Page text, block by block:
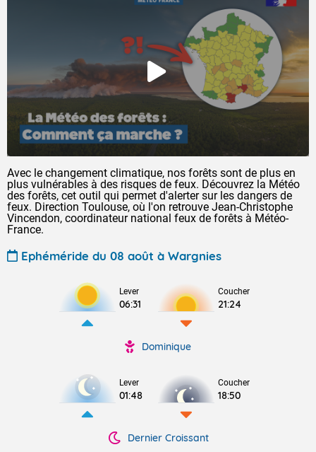
Avec le changement climatique, nos forêts sont de plus en
plus vulnérables à des risques de feux. Découvrez la Météo
des forêts, cet outil qui permet d'alerter sur les dangers de
feux. Direction Toulouse, où l'on retrouve Jean-Christophe
Vincendon, coordinateur national feux de forêts à Météo-
France.
Ephéméride du 08 août à Wargnies
Lever
06:31
Coucher
21:24
Dominique
Lever
01:48
Coucher
18:50
Dernier Croissant